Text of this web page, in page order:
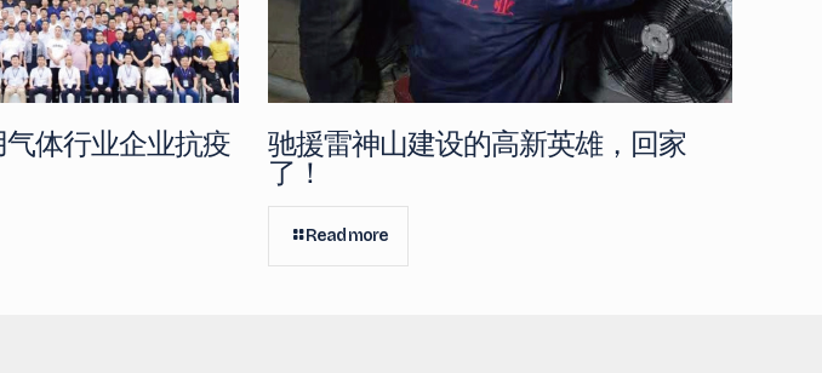
体行业企业抗疫
驰援雷神山建设的高新英雄，回家
了！
Read more